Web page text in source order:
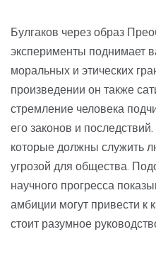
Булгаков через образ
эксперименты поднимает
моральных и этических
произведении он также
стремление человека
его законов и
которые должны служить
угрозой для общества.
научного прогресса
амбиции могут привести к
стоит разумное